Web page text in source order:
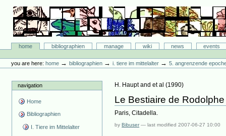
content.
navigation
Bibliographie-Portal
Sectionshome bibliographien manage wiki news
events
tools
you are here: home →bibliographien →i. tiere im mittelalter →5. angrenzende
navigation
Home
Bibliographien
I. Tiere im Mittelalter
H. Haupt and et al (1990)
Le Bestiaire de Rodolphe
Paris, Citadella.
byBibuser —last modified2007-06-27 10:00